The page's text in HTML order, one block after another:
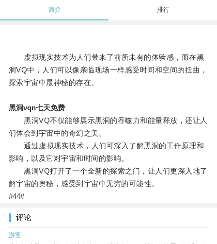
简介 排行
虚拟现实技术为人们带来了前所未有的体验感，而在黑
洞VQ中，人们可以像亲临现场一样感受时间和空间的扭曲，
探索宇宙中最神秘的存在。
黑洞vqn七天免费
黑洞VQ不仅能够展示黑洞的吞噬力和能量释放，还让人
们体会到宇宙中的奇幻之美。
通过虚拟现实技术，人们可深入了解黑洞的工作原理和
影响，以及它对宇宙和时间的影响。
黑洞VQ打开了一个全新的探索之门，让人们更深入地了
解宇宙的奥秘，感受到宇宙中无穷的可能性。
#44#
评论
游客